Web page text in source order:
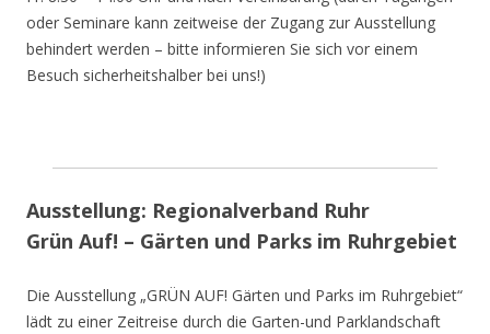
oder Seminare kann zeitweise der Zugang zur Ausstellung
behindert werden – bitte informieren Sie sich vor einem
Besuch sicherheitshalber bei uns!)
Ausstellung: Regionalverband Ruhr
Grün Auf! – Gärten und Parks im Ruhrgebiet
Die Ausstellung „GRÜN AUF! Gärten und Parks im Ruhrgebiet“
lädt zu einer Zeitreise durch die Garten-und Parklandschaft